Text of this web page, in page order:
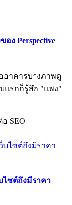
ง Perspective
อาคารบางภาพดู
แรกก็รู้สึก "แพง"
SEO
ไซต์ถึงมีราคา